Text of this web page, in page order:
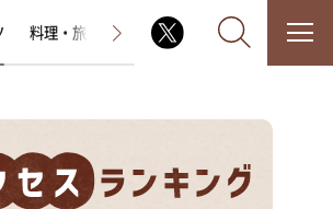
料理・旅 ラジオ番組 その他